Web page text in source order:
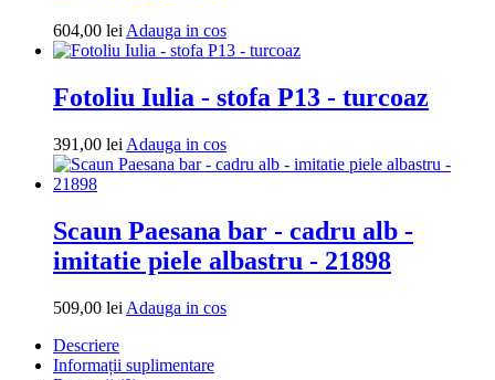
604,00 lei Adauga in cosAdauga
in
Fotoliu Iulia - stofa P13 - turcoaz
391,00 lei Adauga in cosAdauga
in
Scaun Paesana bar - cadru alb -
imitatie piele albastru - 21898
509,00 lei Adauga in cosAdauga
Descriere
Informații suplimentare